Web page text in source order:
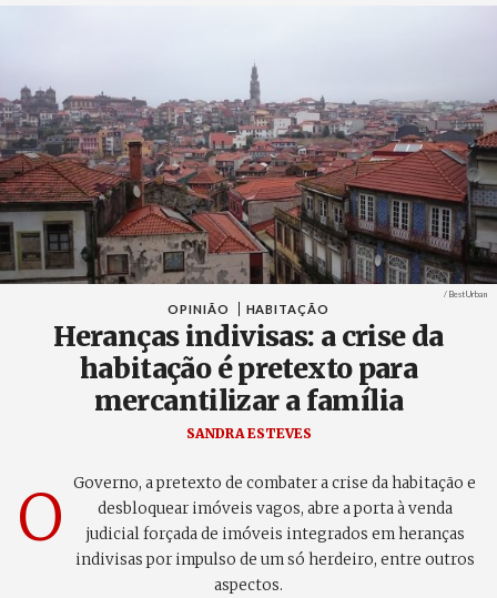
Créditos
/ Best Urban
OPINIÃO HABITAÇÃO
Heranças indivisas: a crise da
habitação é pretexto para
mercantilizar a família
SANDRA ESTEVES
O
Governo, a pretexto de combater a crise da habitação e
desbloquear imóveis vagos, abre a porta à venda
judicial forçada de imóveis integrados em heranças
indivisas por impulso de um só herdeiro, entre outros
aspectos.